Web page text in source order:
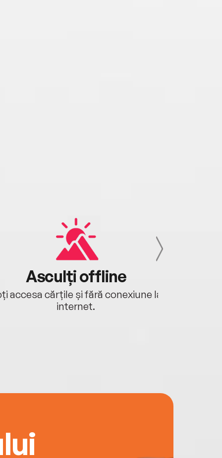
Asculți offline
accesa cărțile și fără conexiune la
internet.